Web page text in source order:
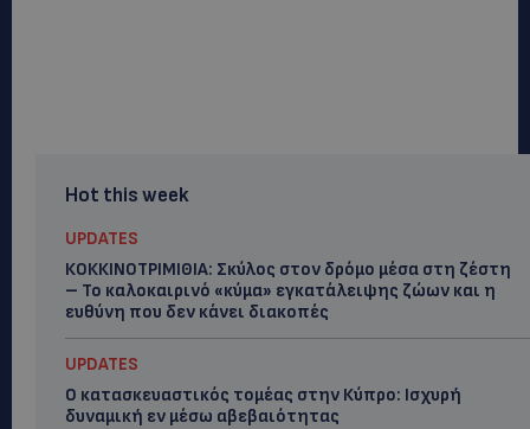
Hot this week
UPDATES
ΚΟΚΚΙΝΟΤΡΙΜΙΘΙΑ: Σκύλος στον δρόμο μέσα στη ζέστη
– Το καλοκαιρινό «κύμα» εγκατάλειψης ζώων και η
ευθύνη που δεν κάνει διακοπές
UPDATES
Ο κατασκευαστικός τομέας στην Κύπρο: Ισχυρή
δυναμική εν μέσω αβεβαιότητας